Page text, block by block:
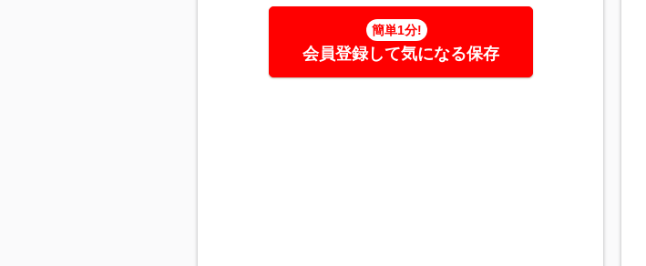
簡単1分!
会員登録して気になる保存